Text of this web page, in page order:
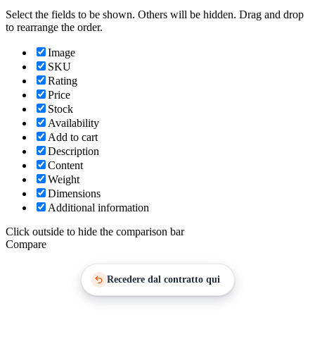
Select the fields to be shown. Others will be hidden. Drag and drop
to rearrange the order.
Image
SKU
Rating
Price
Stock
Availability
Add to cart
Description
Content
Weight
Dimensions
Additional information
Click outside to hide the comparison bar
Compare
Recedere dal contratto qui